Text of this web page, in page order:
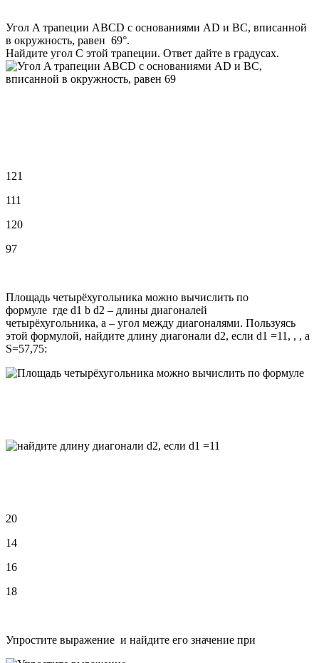
Угол A трапеции ABCD с основаниями AD и BC, вписанной
в окружность, равен 69°.
Найдите угол C этой трапеции. Ответ дайте в градусах.
121
111
120
97
Площадь четырёхугольника можно вычислить по
формуле где d1 b d2 – длины диагоналей
четырёхугольника, a – угол между диагоналями. Пользуясь
этой формулой, найдите длину диагонали d2, если d1 =11, , , a
S=57,75:
20
14
16
18
Упростите выражение и найдите его значение при